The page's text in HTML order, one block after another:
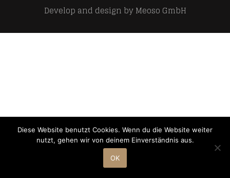
Develop and design byMeoso GmbH
Diese Website benutzt Cookies. Wenn du die Website weiter
nutzt, gehen wir von deinem Einverständnis aus.
OK